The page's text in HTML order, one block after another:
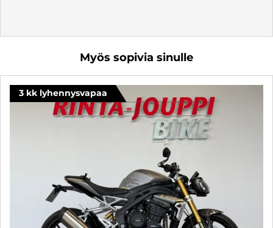
Myös sopivia sinulle
3 kk lyhennysvapaa